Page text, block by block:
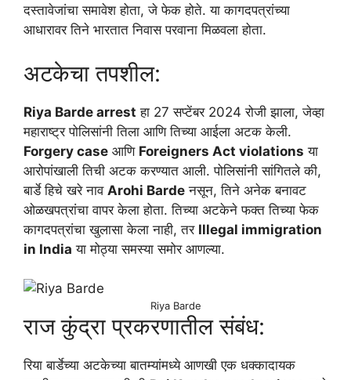
दस्तावेजांचा समावेश होता, जे फेक होते. या कागदपत्रांच्या
आधारावर तिने भारतात निवास परवाना मिळवला होता.
अटकेचा तपशील:
Riya Barde arrest हा 27 सप्टेंबर 2024 रोजी झाला, जेव्हा
महाराष्ट्र पोलिसांनी तिला आणि तिच्या आईला अटक केली.
Forgery case आणि Foreigners Act violations या
आरोपांखाली तिची अटक करण्यात आली. पोलिसांनी सांगितले की,
बार्डे हिचे खरे नाव Arohi Barde नसून, तिने अनेक बनावट
ओळखपत्रांचा वापर केला होता. तिच्या अटकेने फक्त तिच्या फेक
कागदपत्रांचा खुलासा केला नाही, तर Illegal immigration
in India या मोठ्या समस्या समोर आणल्या.
Riya Barde
राज कुंद्रा प्रकरणातील संबंध:
रिया बार्डेच्या अटकेच्या बातम्यांमध्ये आणखी एक धक्कादायक